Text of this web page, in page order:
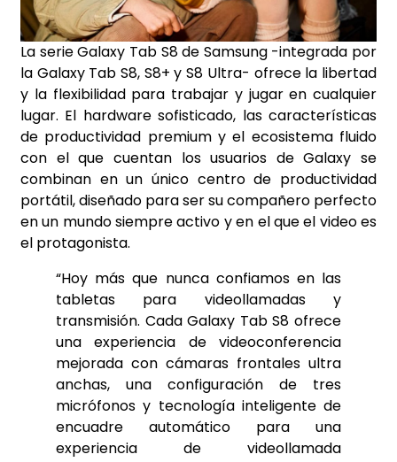
La serie Galaxy Tab S8 de Samsung -integrada por
la Galaxy Tab S8, S8+ y S8 Ultra- ofrece la libertad
y la flexibilidad para trabajar y jugar en cualquier
lugar. El hardware sofisticado, las características
de productividad premium y el ecosistema fluido
con el que cuentan los usuarios de Galaxy se
combinan en un único centro de productividad
portátil, diseñado para ser su compañero perfecto
en un mundo siempre activo y en el que el video es
el protagonista.
“Hoy más que nunca confiamos en las
tabletas para videollamadas y
transmisión. Cada Galaxy Tab S8 ofrece
una experiencia de videoconferencia
mejorada con cámaras frontales ultra
anchas, una configuración de tres
micrófonos y tecnología inteligente de
encuadre automático para una
experiencia de videollamada